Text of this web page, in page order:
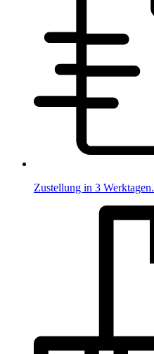
Zustellung in 3 Werktagen.